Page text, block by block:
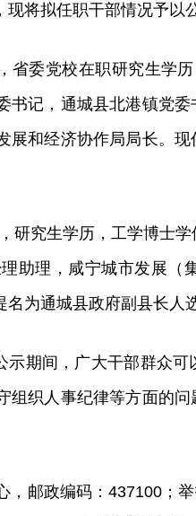
将拟任职干部情况予以
省委党校在职研究生学
书记，通城县北港镇党
展和经济协作局局长。
研究生学历，工学博士
助理，咸宁城市发展（
为通城县政府副县长人
期间，广大干部群众
组织人事纪律等方面的
邮政编码：437100；